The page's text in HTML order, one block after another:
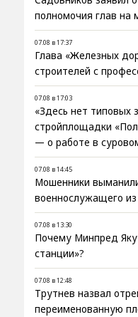
полномочия глав на
07.08 в 17:37
Глава «Железных
строителей с
07.08 в 17:03
«Здесь нет типовых
стройплощадки
— о работе в
07.08 в 14:45
Мошенники
военнослужащего
07.08 в 13:30
Почему Минпред
станции»?
07.08 в 12:48
Трутнев назвал
переименованную